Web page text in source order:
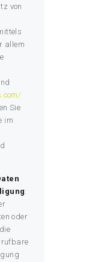
von
allem
Sie
im
:
oder